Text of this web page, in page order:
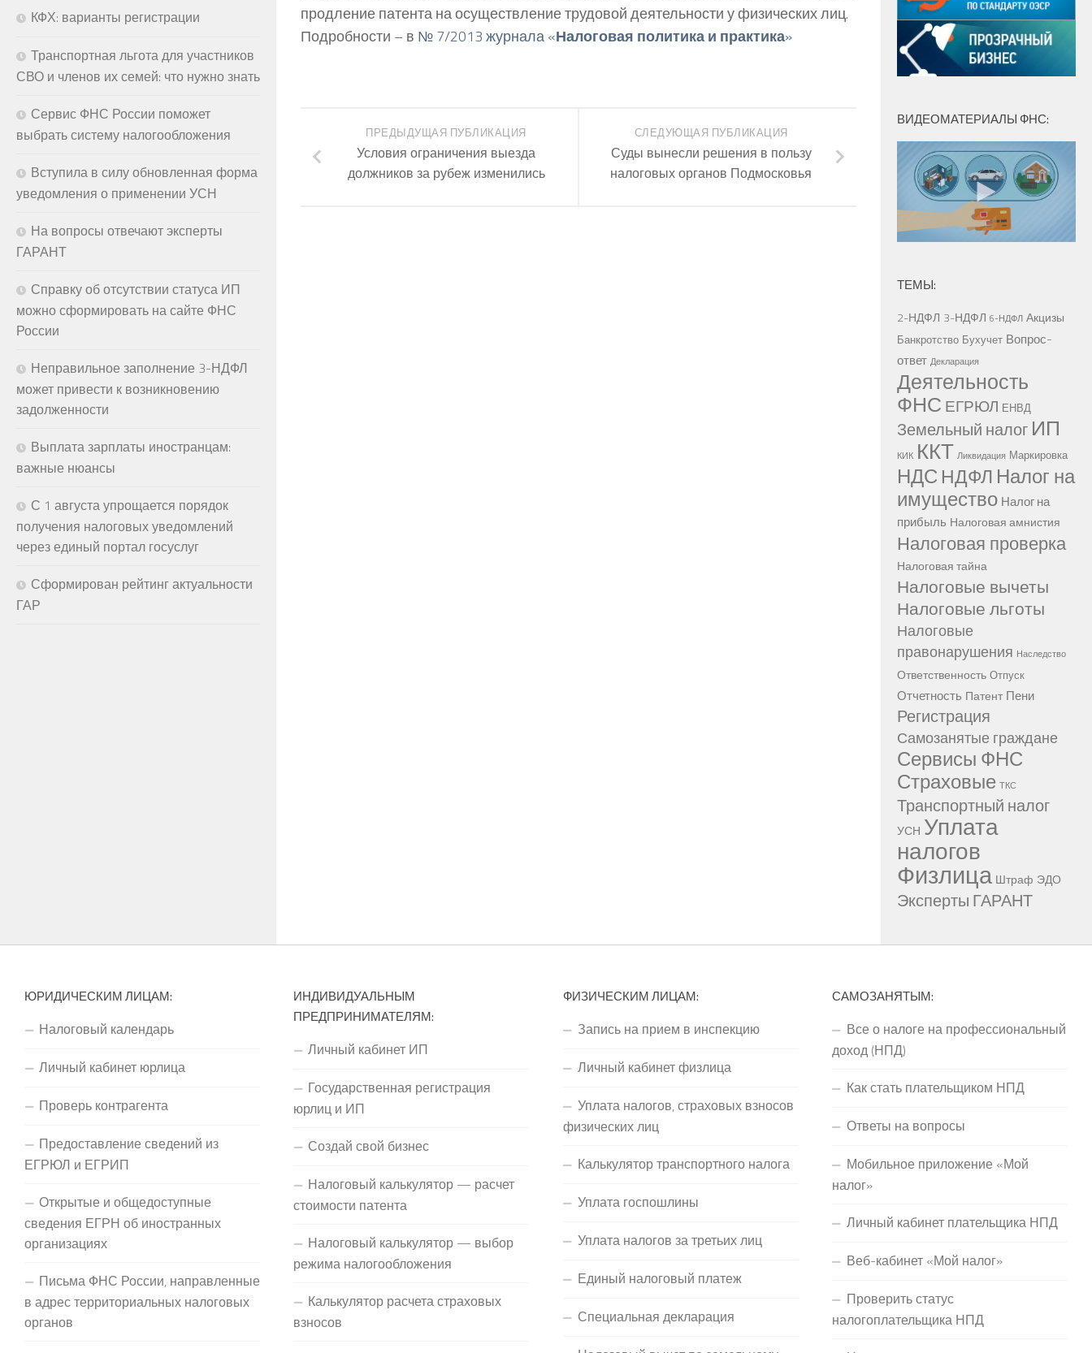
продление патента на осуществление трудовой деятельности у физических лиц.
Подробности – в № 7/2013 журнала «Налоговая политика и практика»
СЛЕДУЮЩАЯ ПУБЛИКАЦИЯ
Суды вынесли решения в пользу
налоговых органов Подмосковья
ПРЕДЫДУЩАЯ ПУБЛИКАЦИЯ
Условия ограничения выезда
должников за рубеж изменились
КФХ: варианты регистрации
Транспортная льгота для участников
СВО и членов их семей: что нужно знать
Сервис ФНС России поможет
выбрать систему налогообложения
Вступила в силу обновленная форма
уведомления о применении УСН
На вопросы отвечают эксперты
ГАРАНТ
Справку об отсутствии статуса ИП
можно сформировать на сайте ФНС
России
Неправильное заполнение 3-НДФЛ
может привести к возникновению
задолженности
Выплата зарплаты иностранцам:
важные нюансы
С 1 августа упрощается порядок
получения налоговых уведомлений
через единый портал госуслуг
Сформирован рейтинг актуальности
ГАР
ВИДЕОМАТЕРИАЛЫ ФНС:
ТЕМЫ:
2-НДФЛ 3-НДФЛ 6-НДФЛ Акцизы
Банкротство Бухучет Вопрос-
ответ Декларация
Деятельность
ФНС ЕГРЮЛ ЕНВД
Земельный налог ИП
КИК ККТ Ликвидация Маркировка
НДС НДФЛ Налог на
имущество Налог на
прибыль Налоговая амнистия
Налоговая проверка
Налоговая тайна
Налоговые вычеты
Налоговые льготы
Налоговые
правонарушения Наследство
Ответственность Отпуск
Отчетность Патент Пени
Регистрация
Самозанятые граждане
Сервисы ФНС
Страховые ТКС
Транспортный налог
УСН Уплата
налогов
Физлица Штраф ЭДО
Эксперты ГАРАНТ
ЮРИДИЧЕСКИМ ЛИЦАМ:
Налоговый календарь
Личный кабинет юрлица
Проверь контрагента
Предоставление сведений из
ЕГРЮЛ и ЕГРИП
Открытые и общедоступные
сведения ЕГРН об иностранных
организациях
Письма ФНС России, направленные
в адрес территориальных налоговых
органов
ИНДИВИДУАЛЬНЫМ
ПРЕДПРИНИМАТЕЛЯМ:
Личный кабинет ИП
Государственная регистрация
юрлиц и ИП
Создай свой бизнес
Налоговый калькулятор — расчет
стоимости патента
Налоговый калькулятор — выбор
режима налогообложения
Калькулятор расчета страховых
взносов
ФИЗИЧЕСКИМ ЛИЦАМ:
Запись на прием в инспекцию
Личный кабинет физлица
Уплата налогов, страховых взносов
физических лиц
Калькулятор транспортного налога
Уплата госпошлины
Уплата налогов за третьих лиц
Единый налоговый платеж
Специальная декларация
САМОЗАНЯТЫМ:
Все о налоге на профессиональный
доход (НПД)
Как стать плательщиком НПД
Ответы на вопросы
Мобильное приложение «Мой
налог»
Личный кабинет плательщика НПД
Веб-кабинет «Мой налог»
Проверить статус
налогоплательщика НПД